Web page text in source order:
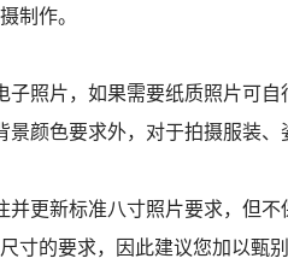
制作。
照片，如果需要纸质照片可自
景颜色要求外，对于拍摄服装
并更新标准八寸照片要求，但
寸的要求，因此建议您加以甄